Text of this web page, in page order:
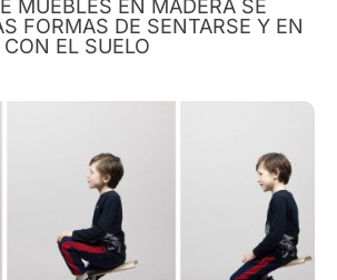
MUEBLES EN MADERA SE
FORMAS DE SENTARSE Y EN
EL SUELO